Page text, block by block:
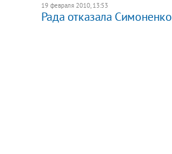
19 февраля 2010, 13:53
Рада отказала Симоненко